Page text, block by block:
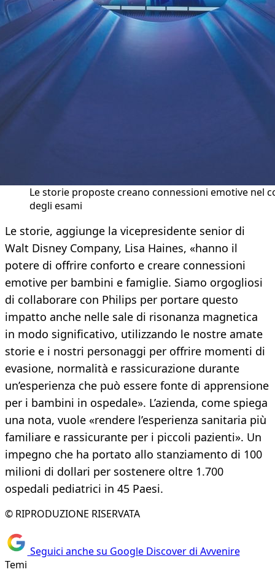
Le storie proposte creano connessioni emotive nel
degli esami
Le storie, aggiunge la vicepresidente senior di
Walt Disney Company, Lisa Haines, «hanno il
potere di offrire conforto e creare connessioni
emotive per bambini e famiglie. Siamo orgogliosi
di collaborare con Philips per portare questo
impatto anche nelle sale di risonanza magnetica
in modo significativo, utilizzando le nostre amate
storie e i nostri personaggi per offrire momenti di
evasione, normalità e rassicurazione durante
un’esperienza che può essere fonte di apprensione
per i bambini in ospedale». L’azienda, come spiega
una nota, vuole «rendere l’esperienza sanitaria più
familiare e rassicurante per i piccoli pazienti». Un
impegno che ha portato allo stanziamento di 100
milioni di dollari per sostenere oltre 1.700
ospedali pediatrici in 45 Paesi.
© RIPRODUZIONE RISERVATA
Seguici anche su Google Discover di Avvenire
Temi